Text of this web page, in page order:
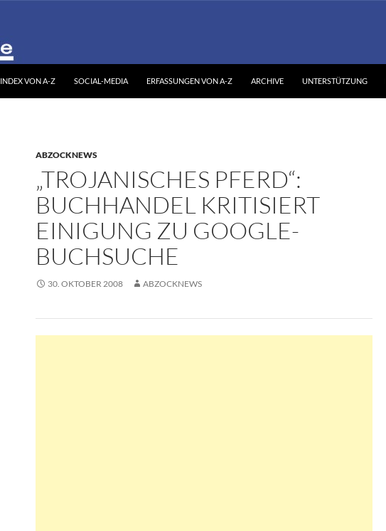
INDEX VON A-Z SOCIAL-MEDIA ERFASSUNGEN VON A-Z ARCHIVE UNTERSTÜTZUNG
ABZOCKNEWS
„TROJANISCHES PFERD“:
BUCHHANDEL KRITISIERT
EINIGUNG ZU GOOGLE-
BUCHSUCHE
30. OKTOBER 2008 ABZOCKNEWS